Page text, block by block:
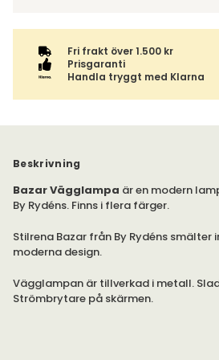
Fri frakt över 1.500 kr
Prisgaranti
Handla tryggt med Klarna
Beskrivning
Bazar Vägglampa är en modern
By Rydéns. Finns i flera färger.
Stilrena Bazar från By Rydéns smälter
moderna design.
Vägglampan är tillverkad i metall.
Strömbrytare på skärmen.